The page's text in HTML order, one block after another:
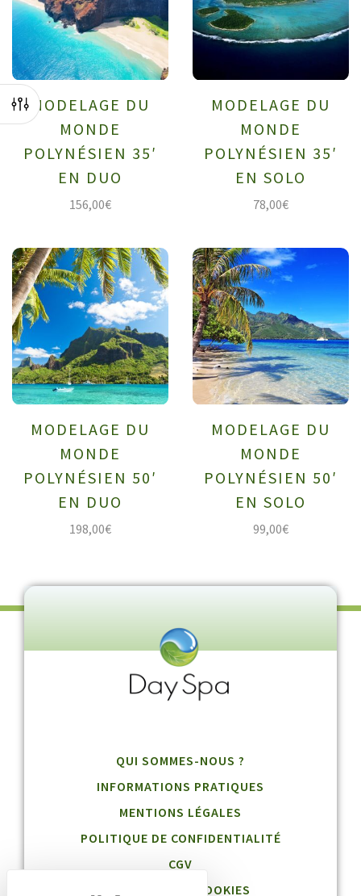
MODELAGE DU
MONDE
POLYNÉSIEN 35′
EN DUO
156,00€
MODELAGE DU
MONDE
POLYNÉSIEN 35′
EN SOLO
78,00€
MODELAGE DU
MONDE
POLYNÉSIEN 50′
EN DUO
198,00€
MODELAGE DU
MONDE
POLYNÉSIEN 50′
EN SOLO
99,00€
QUI SOMMES-NOUS ?
INFORMATIONS PRATIQUES
MENTIONS LÉGALES
POLITIQUE DE CONFIDENTIALITÉ
CGV
GESTION DES COOKIES